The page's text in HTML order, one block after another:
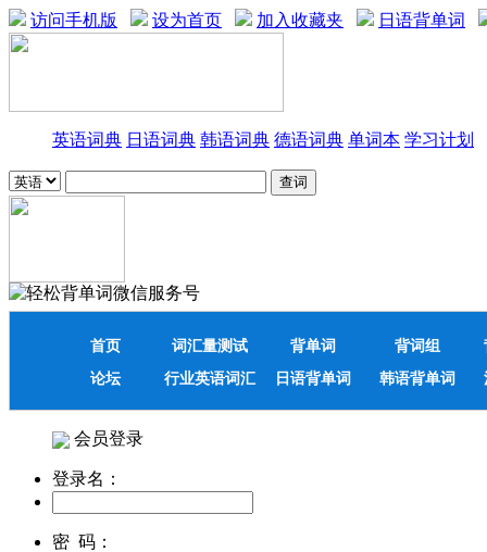
访问手机版 设为首页 加入收藏夹 日语背单词
英语词典 日语词典 韩语词典 德语词典 单词本 学习计划
首页 词汇量测试 背单词 背词组
论坛
行业英语词汇 日语背单词 韩语背单词
会员登录
登录名：
密 码：